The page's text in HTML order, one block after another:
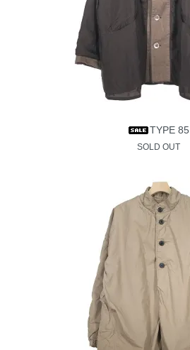
TYPE 85
SOLD OUT